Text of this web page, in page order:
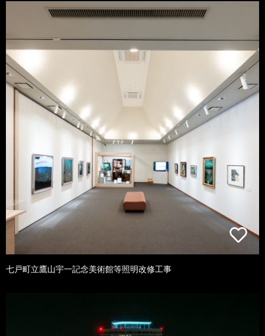
七戸町立鷹山宇一記念美術館等照明改修工事